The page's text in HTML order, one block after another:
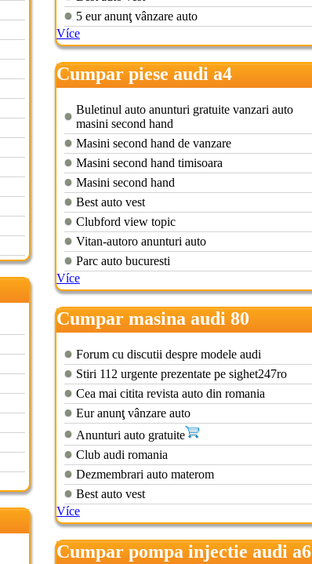
5 eur anunţ vânzare auto
Více
Cumpar piese audi a4
Buletinul auto anunturi gratuite vanzari auto
masini second hand
Masini second hand de vanzare
Masini second hand timisoara
Masini second hand
Best auto vest
Clubford view topic
Vitan-autoro anunturi auto
Parc auto bucuresti
Více
Cumpar masina audi 80
Forum cu discutii despre modele audi
Stiri 112 urgente prezentate pe sighet247ro
Cea mai citita revista auto din romania
Eur anunţ vânzare auto
Anunturi auto gratuite
Club audi romania
Dezmembrari auto materom
Best auto vest
Více
Cumpar pompa injectie audi a6